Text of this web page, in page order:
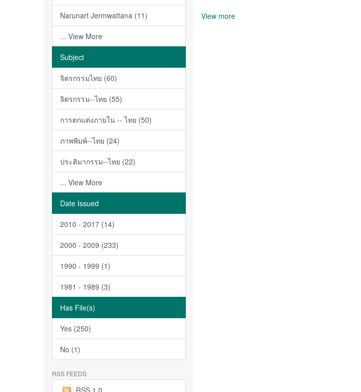
Narunart Jermwattana (11)
... View More
Subject
จิตรกรรมไทย (60)
จิตรกรรม--ไทย (55)
การตกแต่งภายใน -- ไทย (50)
ภาพพิมพ์--ไทย (24)
ประติมากรรม--ไทย (22)
... View More
Date Issued
2010 - 2017 (14)
2000 - 2009 (233)
1990 - 1999 (1)
1981 - 1989 (3)
Has File(s)
Yes (250)
No (1)
RSS FEEDS
RSS 1.0
View more